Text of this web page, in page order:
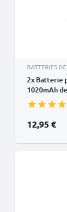
BATTERIES
2x Batterie
1020mAh
12,95 €